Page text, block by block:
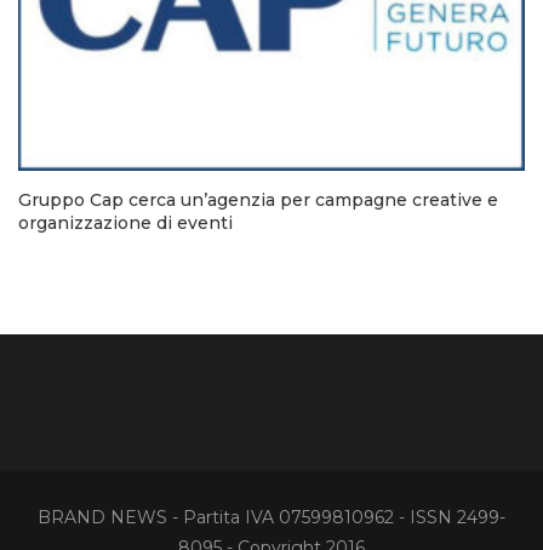
Gruppo Cap cerca un’agenzia per campagne creative e
organizzazione di eventi
BRAND NEWS - Partita IVA 07599810962 - ISSN 2499-